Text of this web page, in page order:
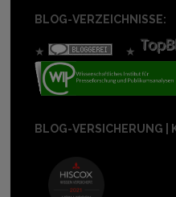
BLOG-VERZEICHNISSE:
★ ★
BLOG-VERSICHERUNG |